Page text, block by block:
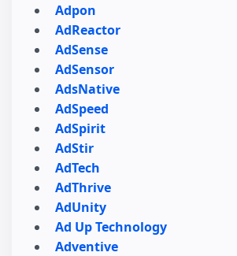
Adpon
AdReactor
AdSense
AdSensor
AdsNative
AdSpeed
AdSpirit
AdStir
AdTech
AdThrive
AdUnity
Ad Up Technology
Adventive